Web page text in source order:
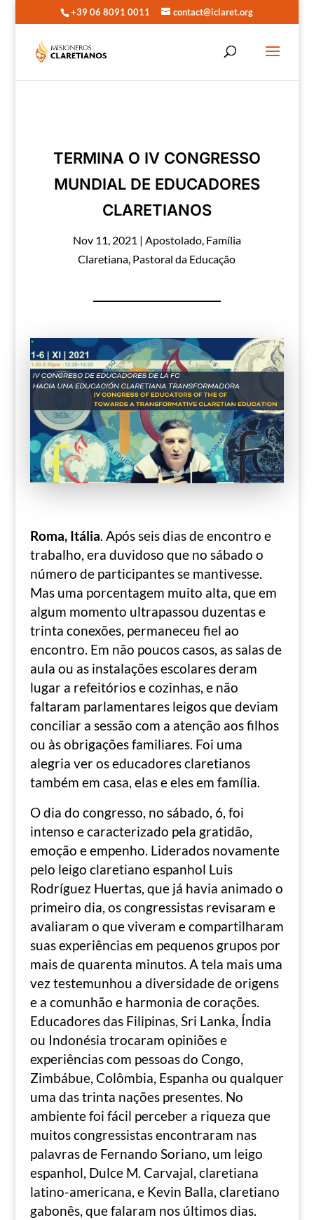
+39 06 8091 0011 contact@iclaret.org
TERMINA O IV CONGRESSO
MUNDIAL DE EDUCADORES
CLARETIANOS
Nov 11, 2021 | Apostolado, Família
Claretiana, Pastoral da Educação
Roma, Itália. Após seis dias de encontro e
trabalho, era duvidoso que no sábado o
número de participantes se mantivesse.
Mas uma porcentagem muito alta, que em
algum momento ultrapassou duzentas e
trinta conexões, permaneceu fiel ao
encontro. Em não poucos casos, as salas de
aula ou as instalações escolares deram
lugar a refeitórios e cozinhas, e não
faltaram parlamentares leigos que deviam
conciliar a sessão com a atenção aos filhos
ou às obrigações familiares. Foi uma
alegria ver os educadores claretianos
também em casa, elas e eles em família.
O dia do congresso, no sábado, 6, foi
intenso e caracterizado pela gratidão,
emoção e empenho. Liderados novamente
pelo leigo claretiano espanhol Luis
Rodríguez Huertas, que já havia animado o
primeiro dia, os congressistas revisaram e
avaliaram o que viveram e compartilharam
suas experiências em pequenos grupos por
mais de quarenta minutos. A tela mais uma
vez testemunhou a diversidade de origens
e a comunhão e harmonia de corações.
Educadores das Filipinas, Sri Lanka, Índia
ou Indonésia trocaram opiniões e
experiências com pessoas do Congo,
Zimbábue, Colômbia, Espanha ou qualquer
uma das trinta nações presentes. No
ambiente foi fácil perceber a riqueza que
muitos congressistas encontraram nas
palavras de Fernando Soriano, um leigo
espanhol, Dulce M. Carvajal, claretiana
latino-americana, e Kevin Balla, claretiano
gabonês, que falaram nos últimos dias.